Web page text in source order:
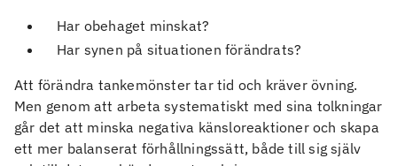
Har obehaget minskat?
Har synen på situationen förändrats?
Att förändra tankemönster tar tid och kräver övning.
Men genom att arbeta systematiskt med sina tolkningar
går det att minska negativa känsloreaktioner och skapa
ett mer balanserat förhållningssätt, både till sig själv